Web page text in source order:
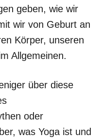
geben, wie wir
wir von Geburt an
Körper, unseren
Allgemeinen.
über diese
oder
was Yoga ist und